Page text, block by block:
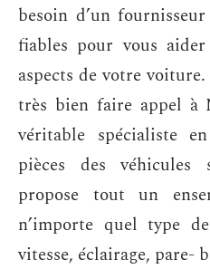
besoin d’un
fiables pour vous
aspects de votre
très bien faire appel à
véritable spécialiste
pièces des
propose tout un
n’importe quel type
vitesse, éclairage, pare-